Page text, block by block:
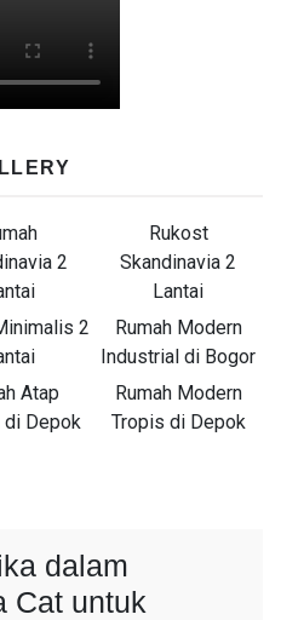
2
Rukost
Skandinavia 2
Lantai
2
Rumah Modern
Industrial di Bogor
Atap
Depok
Rumah Modern
Tropis di Depok
dalam
Cat untuk